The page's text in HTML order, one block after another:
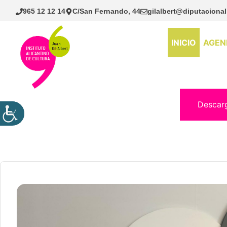
Saltar
965 12 12 14 C/San Fernando, 44
INICIO